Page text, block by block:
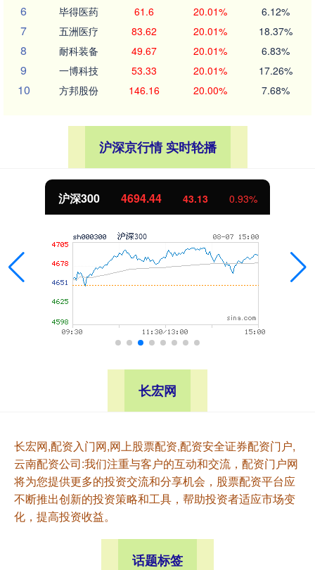
6 毕得医药 61.6 20.01% 6.12%
7 五洲医疗 83.62 20.01% 18.37%
8 耐科装备 49.67 20.01% 6.83%
9 一博科技 53.33 20.01% 17.26%
10 方邦股份 146.16 20.00% 7.68%
沪深京行情 实时轮播
沪深300 4694.44 43.13 0.93%
长宏网
长宏网,配资入门网,网上股票配资,配资安全证券配资门户,
云南配资公司:我们注重与客户的互动和交流，配资门户网
将为您提供更多的投资交流和分享机会，股票配资平台应
不断推出创新的投资策略和工具，帮助投资者适应市场变
化，提高投资收益。
话题标签